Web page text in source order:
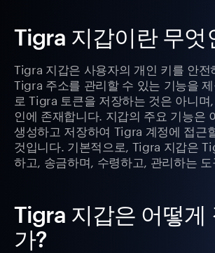
Tigra 지갑이란 무엇
Tigra 지갑은 사용자의 개인 키를 안전
Tigra 주소를 관리할 수 있는 기능을
로 Tigra 토큰을 저장하는 것은 아니며
인에 존재합니다. 지갑의 주요 기능은
생성하고 저장하여 Tigra 계정에 접근
것입니다. 기본적으로, Tigra 지갑은
하고, 송금하며, 수령하고, 관리하는
Tigra 지갑은 어떻게
가?